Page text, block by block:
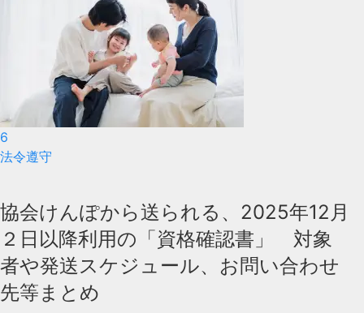
6
法令遵守
協会けんぽから送られる、2025年12月
２日以降利用の「資格確認書」 対象
者や発送スケジュール、お問い合わせ
先等まとめ